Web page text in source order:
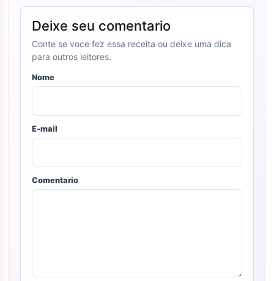
Deixe seu comentario
Conte se voce fez essa receita ou deixe uma dica
para outros leitores.
Nome
E-mail
Comentario